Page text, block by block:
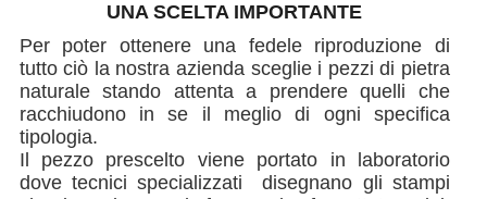
UNA SCELTA IMPORTANTE
Per poter ottenere una fedele riproduzione di
tutto ciò la nostra azienda sceglie i pezzi di pietra
naturale stando attenta a prendere quelli che
racchiudono in se il meglio di ogni specifica
tipologia.
Il pezzo prescelto viene portato in laboratorio
dove tecnici specializzati disegnano gli stampi